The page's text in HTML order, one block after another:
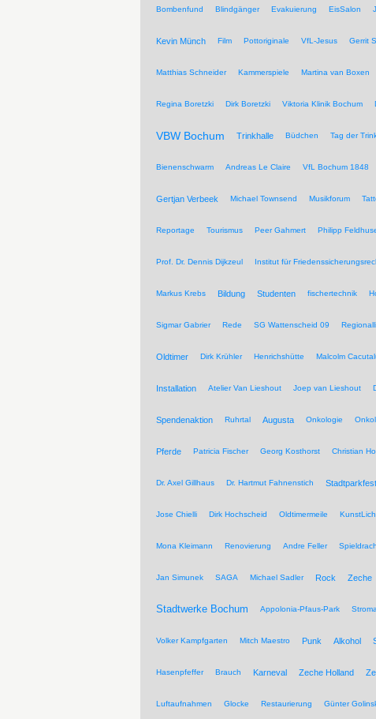
Bombenfund Blindgänger Evakuierung EisSalon
Kevin Münch Film Pottoriginale VfL-Jesus Gerrit
Matthias Schneider Kammerspiele Martina van Boxen
Regina Boretzki Dirk Boretzki Viktoria Klinik Bochum
VBW Bochum Trinkhalle Büdchen Tag der
Bienenschwarm Andreas Le Claire VfL Bochum 1848
Gertjan Verbeek Michael Townsend Musikforum
Reportage Tourismus Peer Gahmert Philipp
Prof. Dr. Dennis Dijkzeul Institut für
Markus Krebs Bildung Studenten fischertechnik
Sigmar Gabrier Rede SG Wattenscheid 09
Oldtimer Dirk Krühler Henrichshütte Malcolm
Installation Atelier Van Lieshout Joep van Lieshout
Spendenaktion Ruhrtal Augusta Onkologie
Pferde Patricia Fischer Georg Kosthorst Christian
Dr. Axel Gillhaus Dr. Hartmut Fahnenstich Stadtparkfest
Jose Chielli Dirk Hochscheid Oldtimermeile
Mona Kleimann Renovierung Andre Feller
Jan Simunek SAGA Michael Sadler Rock Zeche
Stadtwerke Bochum Appolonia-Pfaus-Park
Volker Kampfgarten Mitch Maestro Punk Alkohol
Hasenpfeffer Brauch Karneval Zeche Holland
Luftaufnahmen Glocke Restaurierung Günter